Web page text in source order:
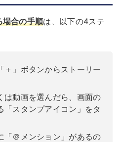
場合の手順は、以下の4ステ
＋」ボタンからストーリー
は動画を選んだら、画面の
「スタンプアイコン」をタ
「＠メンション」があるの